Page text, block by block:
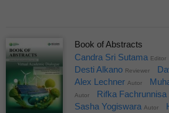
Book of Abstracts
Candra Sri Sutama Editor
Desti Alkano Reviewer
Alex Lechner Autor
Autor Rifka Fachrunnisa
Sasha Yogiswara Autor